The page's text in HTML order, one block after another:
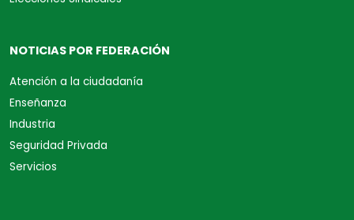
NOTICIAS POR FEDERACIÓN
Atención a la ciudadanía
Enseñanza
Industria
Seguridad Privada
Servicios